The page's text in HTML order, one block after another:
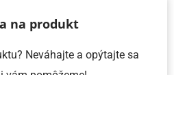
na produkt
Neváhajte a opýtajte sa
vám pomôžeme!